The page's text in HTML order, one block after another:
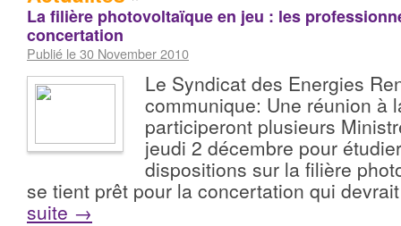
La filière photovoltaïque en jeu : les
concertation
Publié le 30 November 2010
Le Syndicat des Energies
communique: Une réunion à
participeront plusieurs
jeudi 2 décembre pour
dispositions sur la filière
se tient prêt pour la concertation qui
suite →